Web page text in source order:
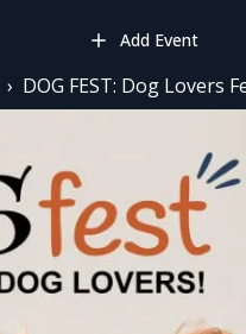
Add Event
› DOG FEST: Dog Lovers